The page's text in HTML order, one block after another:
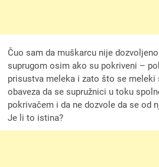
Čuo sam da muškarcu nije
suprugom osim ako su pokriveni –
prisustva meleka i zato što se meleki
obaveza da se supružnici u toku
pokrivačem i da ne dozvole da se od
Je li to istina?